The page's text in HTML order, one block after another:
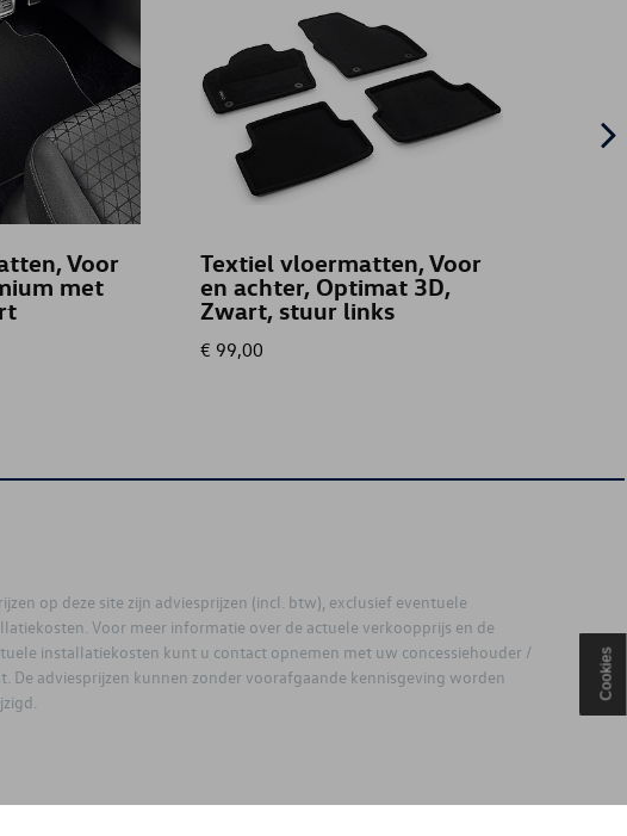
Voor
met
Textiel vloermatten, Voor
en achter, Optimat 3D,
Zwart, stuur links
€ 99,00
op deze site zijn adviesprijzen (incl. btw), exclusief eventuele
Voor meer informatie over de actuele verkoopprijs en de
installatiekosten kunt u contact opnemen met uw concessiehouder /
De adviesprijzen kunnen zonder voorafgaande kennisgeving worden
Cookies